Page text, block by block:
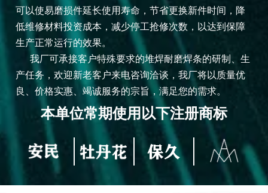
可以使易磨损件延长使用寿命，节省更换新件时间，降
低维修材料投资成本，减少停工抢修次数，以达到保障
生产正常运行的效果。
我厂可承接客户特殊要求的堆焊耐磨焊条的研制、生
产任务，欢迎新老客户来电咨询洽谈，我厂将以质量优
良、价格实惠、竭诚服务的宗旨，满足您的需求。
本单位常期使用以下注册商标